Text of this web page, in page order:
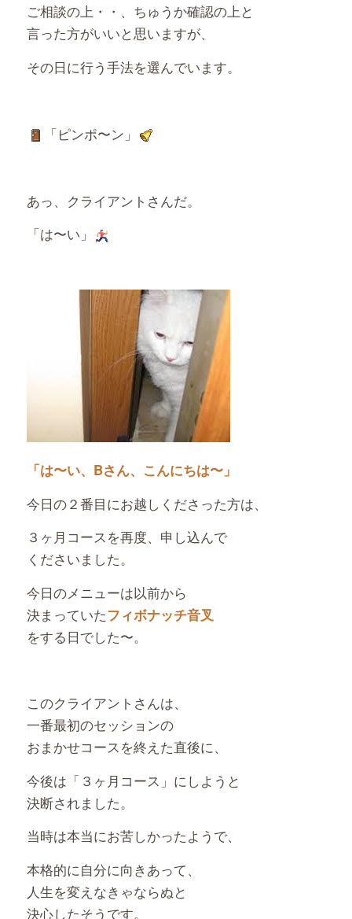
ご相談の上・・、ちゅうか確認の上と
言った方がいいと思いますが、
その日に行う手法を選んでいます。
「ピンポ〜ン」
あっ、クライアントさんだ。
「は〜い」
「は〜い、Bさん、こんにちは〜」
今日の２番目にお越しくださった方は、
３ヶ月コースを再度、申し込んで
くださいました。
今日のメニューは以前から
決まっていたフィボナッチ音叉
をする日でした〜。
このクライアントさんは、
一番最初のセッションの
おまかせコースを終えた直後に、
今後は「３ヶ月コース」にしようと
決断されました。
当時は本当にお苦しかったようで、
本格的に自分に向きあって、
人生を変えなきゃならぬと
決心したそうです。